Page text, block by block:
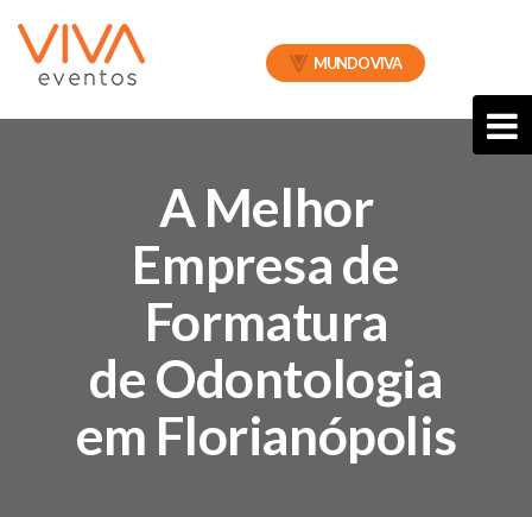
MUNDO VIVA
A Melhor
Empresa de
Formatura
de Odontologia
em Florianópolis